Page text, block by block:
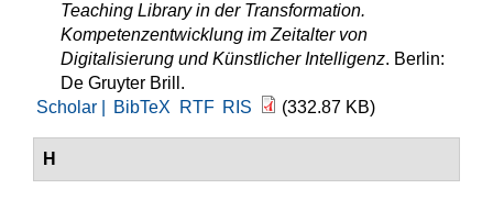
Teaching Library in der Transformation.
Kompetenzentwicklung im Zeitalter von
Digitalisierung und Künstlicher Intelligenz. Berlin:
De Gruyter Brill.
Scholar |
BibTeX RTF RIS (332.87 KB)
H